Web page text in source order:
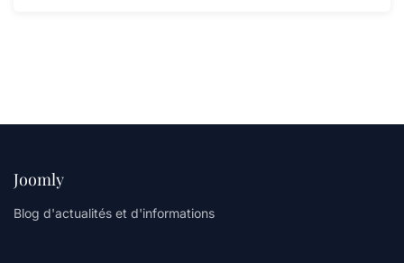
Joomly
Blog d'actualités et d'informations